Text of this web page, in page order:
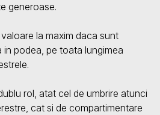
generoase.
la maxim daca sunt
podea, pe toata lungimea
rol, atat cel de umbrire atunci
cat si de compartimentare